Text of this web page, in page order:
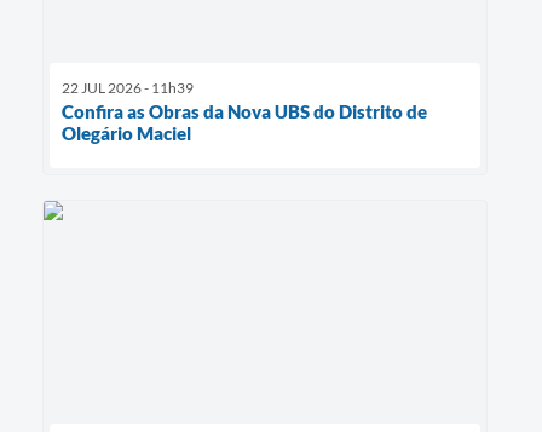
22 JUL 2026 - 11h39
Confira as Obras da Nova UBS do Distrito de
Olegário Maciel